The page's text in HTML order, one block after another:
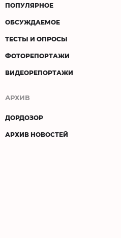
ПОПУЛЯРНОЕ
ОБСУЖДАЕМОЕ
ТЕСТЫ И ОПРОСЫ
ФОТОРЕПОРТАЖИ
ВИДЕОРЕПОРТАЖИ
АРХИВ
ДОРДОЗОР
АРХИВ НОВОСТЕЙ